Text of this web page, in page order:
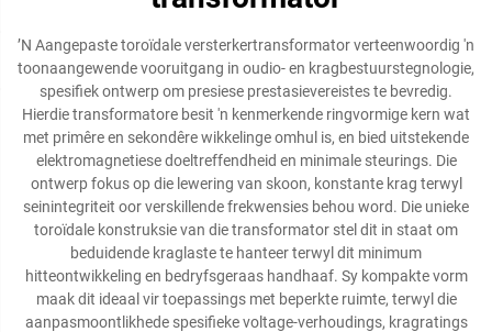
ʼN Aangepaste toroïdale versterkertransformator verteenwoordig 'n
toonaangewende vooruitgang in oudio- en kragbestuurstegnologie,
spesifiek ontwerp om presiese prestasievereistes te bevredig.
Hierdie transformatore besit 'n kenmerkende ringvormige kern wat
met primêre en sekondêre wikkelinge omhul is, en bied uitstekende
elektromagnetiese doeltreffendheid en minimale steurings. Die
ontwerp fokus op die lewering van skoon, konstante krag terwyl
seinintegriteit oor verskillende frekwensies behou word. Die unieke
toroïdale konstruksie van die transformator stel dit in staat om
beduidende kraglaste te hanteer terwyl dit minimum
hitteontwikkeling en bedryfsgeraas handhaaf. Sy kompakte vorm
maak dit ideaal vir toepassings met beperkte ruimte, terwyl die
aanpasmoontlikhede spesifieke voltage-verhoudings, kragratings